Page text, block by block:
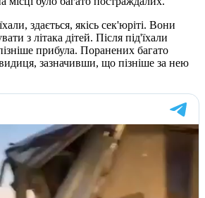
здається, якісь сек'юріті. Вони
з літака дітей. Після під'їхали
прибула. Поранених багато
зазначивши, що пізніше за нею